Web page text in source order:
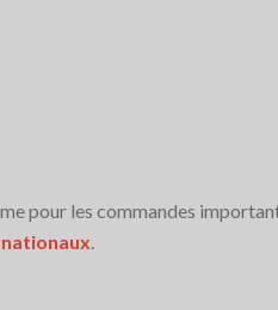
pour les commandes